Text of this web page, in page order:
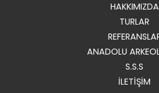
HAKKIMIZDA
TURLAR
ANADOLU
S.S.S
İLETİŞİM